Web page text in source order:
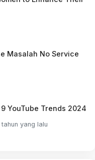
Masalah No Service
YouTube Trends 2024
tahun yang lalu